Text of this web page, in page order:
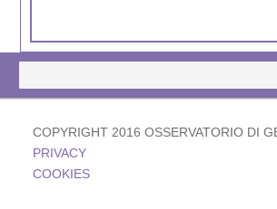
COPYRIGHT 2016 OSSERVATORIO DI
PRIVACY
COOKIES